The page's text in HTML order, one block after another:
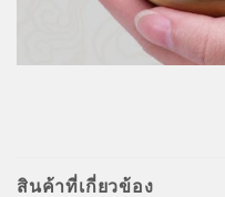
สินค้าที่เกี่ยวข้อง